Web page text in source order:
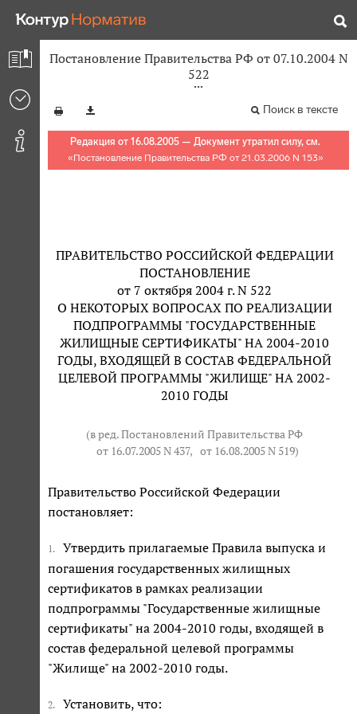
Постановление Правительства РФ от 07.10.2004 N
522
Поиск в тексте
Редакция от 16.08.2005 — Документ утратил силу, см.
«Постановление Правительства РФ от 21.03.2006 N 153»
ПРАВИТЕЛЬСТВО РОССИЙСКОЙ ФЕДЕРАЦИИ
ПОСТАНОВЛЕНИЕ
от 7 октября 2004 г. N 522
О НЕКОТОРЫХ ВОПРОСАХ ПО РЕАЛИЗАЦИИ
ПОДПРОГРАММЫ "ГОСУДАРСТВЕННЫЕ
ЖИЛИЩНЫЕ СЕРТИФИКАТЫ" НА 2004-2010
ГОДЫ, ВХОДЯЩЕЙ В СОСТАВ ФЕДЕРАЛЬНОЙ
ЦЕЛЕВОЙ ПРОГРАММЫ "ЖИЛИЩЕ" НА 2002-
2010 ГОДЫ
(в ред. Постановлений Правительства РФ
от 16.07.2005 N 437, от 16.08.2005 N 519)
Правительство Российской Федерации
постановляет:
1.
Утвердить прилагаемые Правила выпуска и
погашения государственных жилищных
сертификатов в рамках реализации
подпрограммы "Государственные жилищные
сертификаты" на 2004-2010 годы, входящей в
состав федеральной целевой программы
"Жилище" на 2002-2010 годы.
2. Установить, что: